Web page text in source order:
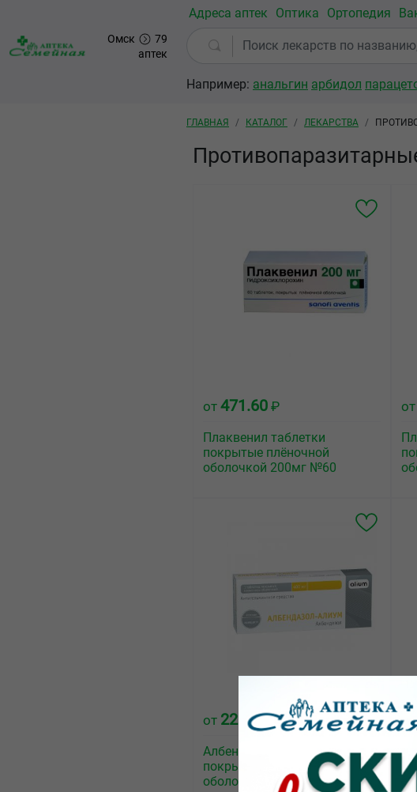
Перейти к основному содержанию
Омск
79
аптек
Адреса аптек Оптика Ортопедия
Например: анальгин арбидол
Строка навигации
ГЛАВНАЯ КАТАЛОГ ЛЕКАРСТВА
от 471.60 ₽
Плаквенил таблетки
покрытые плёночной
оболочкой 200мг №60
от
от 222.80₽
Албендазол-Алиум таблетки
покрытые плёночной
оболочкой 400мг №1